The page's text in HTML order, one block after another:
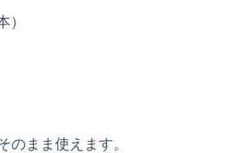
のまま使えます。